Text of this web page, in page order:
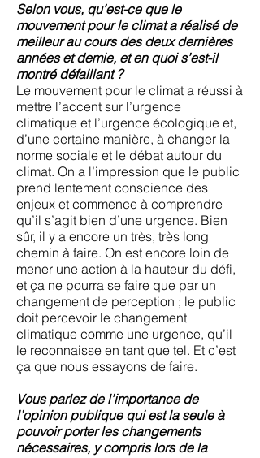
Selon vous, qu’est-ce que le
mouvement pour le climat a réalisé de
meilleur au cours des deux dernières
années et demie, et en quoi s’est-il
montré défaillant ?
Le mouvement pour le climat a réussi à
mettre l’accent sur l’urgence
climatique et l’urgence écologique et,
d’une certaine manière, à changer la
norme sociale et le débat autour du
climat. On a l’impression que le public
prend lentement conscience des
enjeux et commence à comprendre
qu’il s’agit bien d’une urgence. Bien
sûr, il y a encore un très, très long
chemin à faire. On est encore loin de
mener une action à la hauteur du défi,
et ça ne pourra se faire que par un
changement de perception ; le public
doit percevoir le changement
climatique comme une urgence, qu’il
le reconnaisse en tant que tel. Et c’est
ça que nous essayons de faire.
Vous parlez de l’importance de
l’opinion publique qui est la seule à
pouvoir porter les changements
nécessaires, y compris lors de la